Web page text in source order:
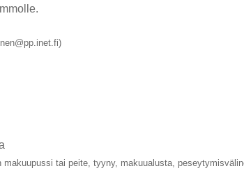
tai peite, tyyny, makuualusta,